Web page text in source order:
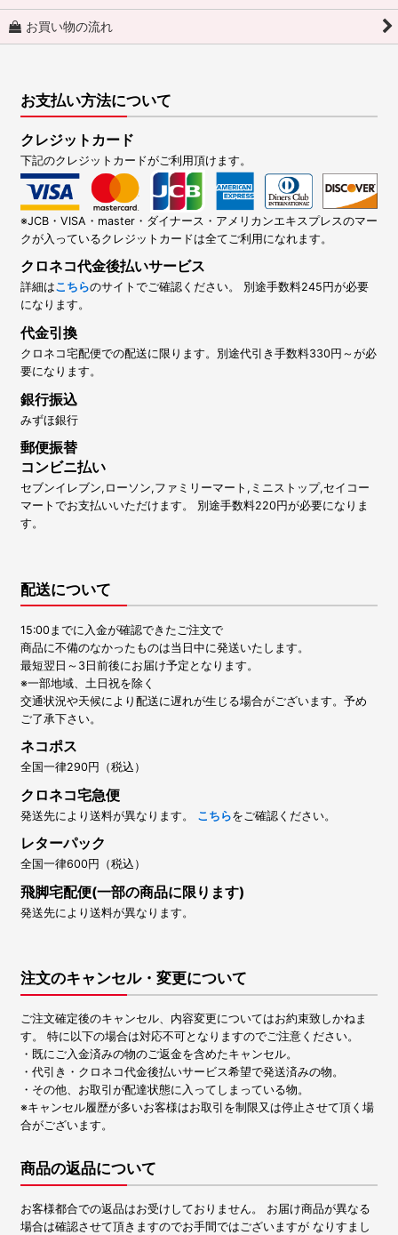
お買い物の流れ
お支払い方法について
クレジットカード
下記のクレジットカードがご利用頂けます。
※JCB・VISA・master・ダイナース・アメリカンエキスプレスのマー
クが入っているクレジットカードは全てご利用になれます。
クロネコ代金後払いサービス
詳細はこちらのサイトでご確認ください。 別途手数料245円が必要
になります。
代金引換
クロネコ宅配便での配送に限ります。別途代引き手数料330円～が必
要になります。
銀行振込
みずほ銀行
郵便振替
コンビニ払い
セブンイレブン,ローソン,ファミリーマート,ミニストップ,セイコー
マートでお支払いいただけます。 別途手数料220円が必要になりま
す。
配送について
15:00までに入金が確認できたご注文で
商品に不備のなかったものは当日中に発送いたします。
最短翌日～3日前後にお届け予定となります。
※一部地域、土日祝を除く
交通状況や天候により配送に遅れが生じる場合がございます。予め
ご了承下さい。
ネコポス
全国一律290円（税込）
クロネコ宅急便
発送先により送料が異なります。 こちらをご確認ください。
レターパック
全国一律600円（税込）
飛脚宅配便(一部の商品に限ります)
発送先により送料が異なります。
注文のキャンセル・変更について
ご注文確定後のキャンセル、内容変更についてはお約束致しかねま
す。 特に以下の場合は対応不可となりますのでご注意ください。
・既にご入金済みの物のご返金を含めたキャンセル。
・代引き・クロネコ代金後払いサービス希望で発送済みの物。
・その他、お取引が配達状態に入ってしまっている物。
※キャンセル履歴が多いお客様はお取引を制限又は停止させて頂く場
合がございます。
商品の返品について
お客様都合での返品はお受けしておりません。 お届け商品が異なる
場合は確認させて頂きますのでお手間ではございますが なりすまし